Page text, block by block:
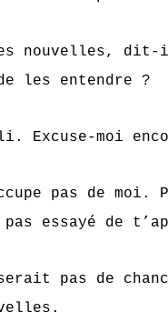
dit-il
les entendre ?
moi
pas de moi.
essayé de
pas de